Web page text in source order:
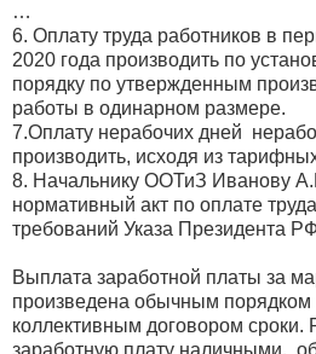
…
6. Оплату труда работников в
2020 года производить по
порядку по утвержденным
работы в одинарном размере.
7.Оплату нерабочих дней
производить, исходя из
8. Начальнику ООТиЗ Иванову
нормативный акт по оплате
требований Указа Президента
Выплата заработной платы за
произведена обычным порядком
коллективным договором